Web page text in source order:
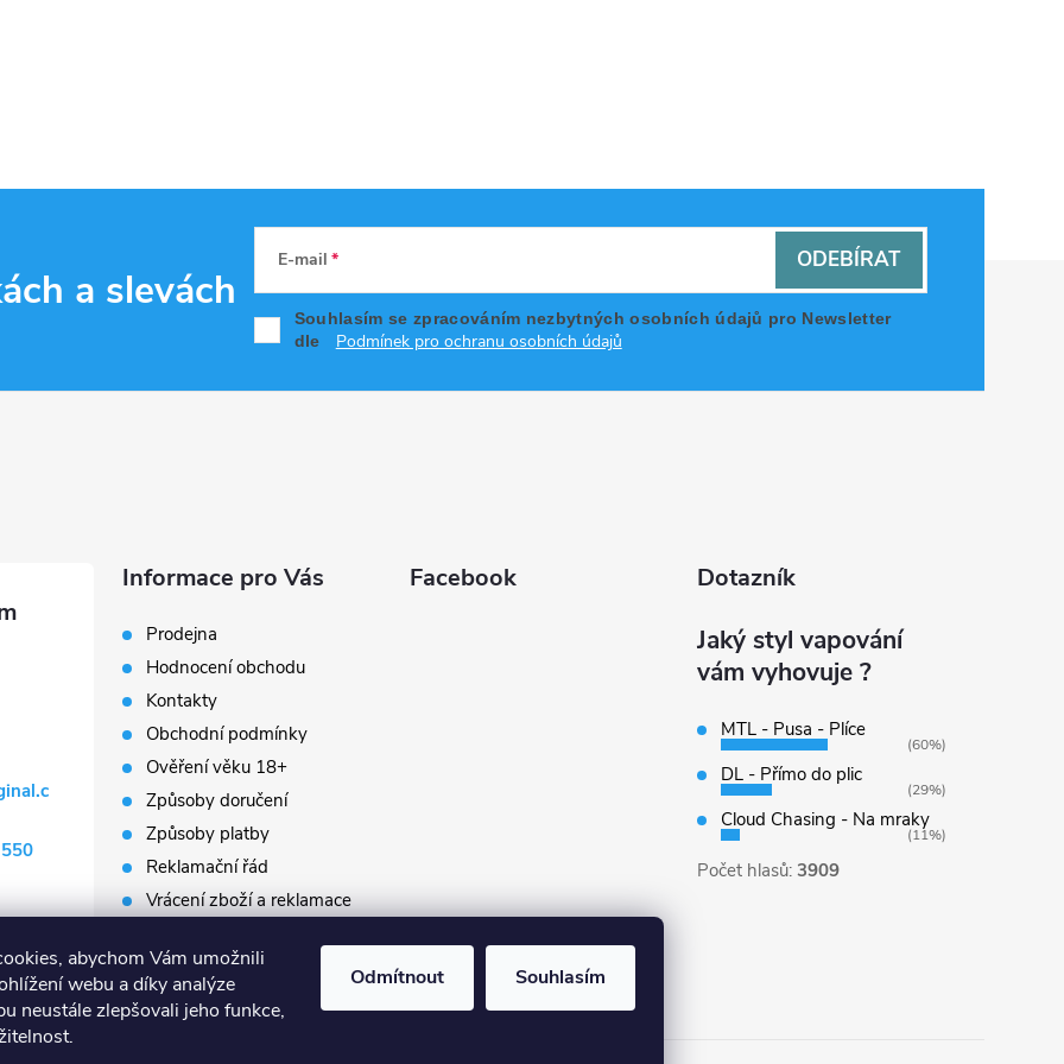
abychom Vám umožnili
webu a díky analýze
neustále zlepšovali jeho funkce,
Odmítnout Souhlasím
a slevách
E-mail
Souhlasím se zpracováním nezbytných osobních údajů pro Newsletter
dle
Podmínek pro ochranu osobních údajů
ODEBÍRAT
Informace pro Vás
Prodejna
Hodnocení obchodu
Kontakty
Obchodní podmínky
Ověření věku 18+
Způsoby doručení
Způsoby platby
Reklamační řád
Vrácení zboží a reklamace
Prodávané značky
Slovník pojmů
Facebook Dotazník
Jaký styl vapování
vám vyhovuje ?
MTL - Pusa - Plíce
(60%)
DL - Přímo do plic
(29%)
Cloud Chasing - Na mraky
(11%)
Počet hlasů: 3909